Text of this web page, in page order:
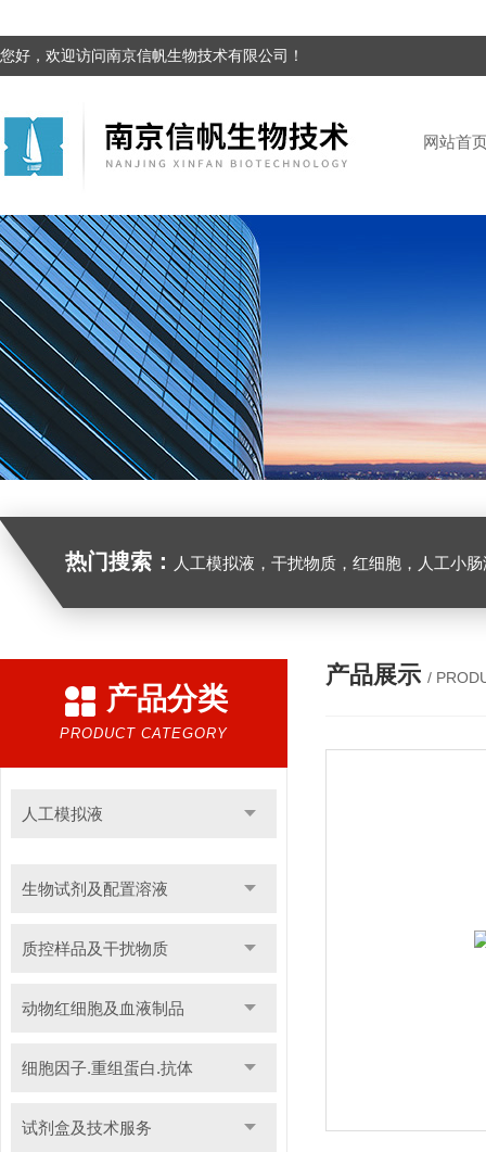
您好，欢迎访问南京信帆生物技术有限公司！
网站首
热门搜索： 人工模拟液，干扰物质，红细胞，人工小
产品分类
PRODUCT CATEGORY
人工模拟液
生物试剂及配置溶液
质控样品及干扰物质
动物红细胞及血液制品
细胞因子.重组蛋白.抗体
试剂盒及技术服务
产品展示 /